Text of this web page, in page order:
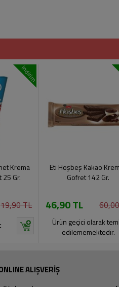
indirim
Krema
25 Gr.
19,90 TL
Eti Hoşbeş Kakao
Gofret 142 Gr.
46,90 TL
Ürün geçici olarak
edilememektedir.
ALIŞVERİŞ